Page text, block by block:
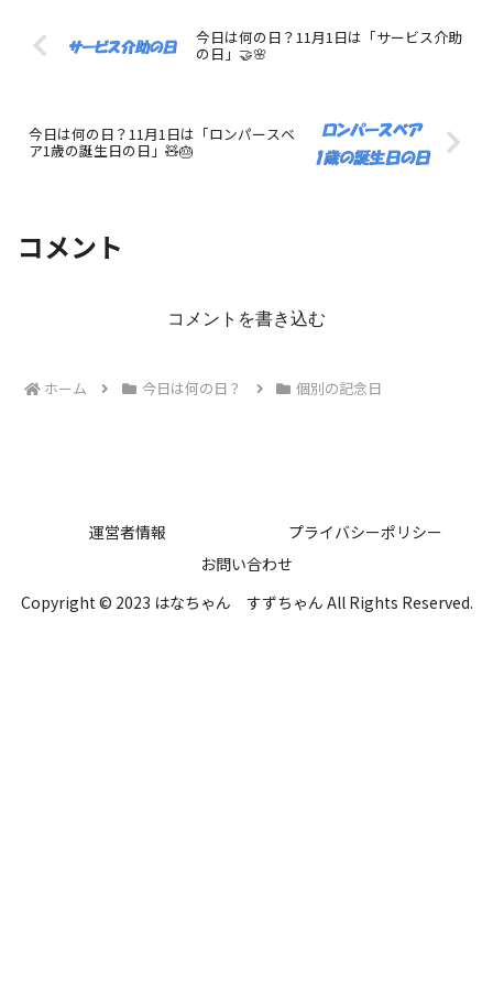
今日は何の日？11月1日は「サービス介助
の日」🤝🌸
今日は何の日？11月1日は「ロンパースベ
ア1歳の誕生日の日」🧸🎂
コメント
コメントを書き込む
ホーム 今日は何の日？ 個別の記念日
運営者情報
プライバシーポリシー
お問い合わせ
Copyright © 2023 はなちゃん すずちゃん All Rights Reserved.